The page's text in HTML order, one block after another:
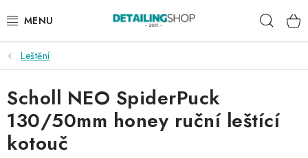
na
AKCE
NOVINKY
EXTERIÉR
Leštění
Scholl NEO SpiderPuck
130/50mm honey ruční leštící
kotouč